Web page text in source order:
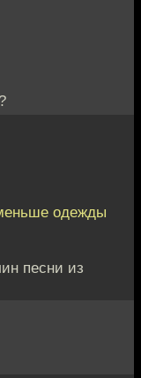
одежды
песни из